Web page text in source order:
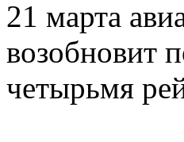
21 марта
возобновит
четырьмя